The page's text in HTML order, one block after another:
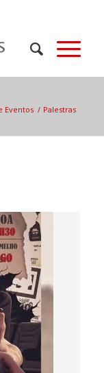
Eventos / Palestras